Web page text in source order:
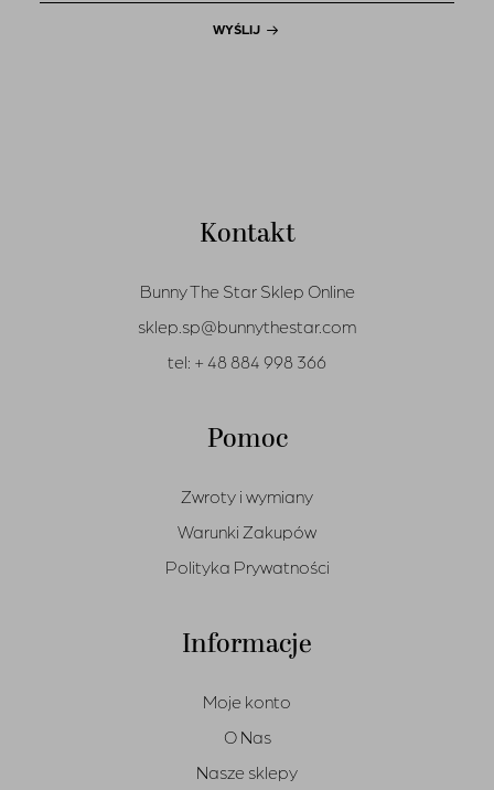
WYŚLIJ
Kontakt
Bunny The Star Sklep Online
sklep.sp@bunnythestar.com
tel: + 48 884 998 366
Pomoc
Zwroty i wymiany
Warunki Zakupów
Polityka Prywatności
Informacje
Moje konto
O Nas
Nasze sklepy